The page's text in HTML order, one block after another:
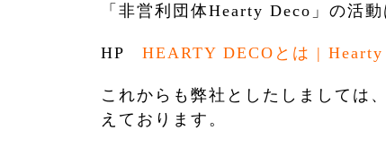
「非営利団体Hearty Deco」の活
HP HEARTY DECOとは | Hearty
これからも弊社としたしましては
えております。